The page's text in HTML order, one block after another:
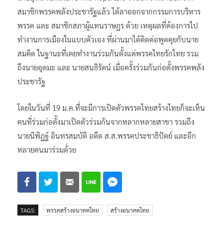
สมาชิกพรรคพลังประชารัฐแล้ว ได้ลาออกจากกรรมการบริหาร
พรรค และ สมาชิกสภาผู้แทนราษฎร ด้วย เหตุผลที่ต้องการไป
ทำงานการเมืองในแบบตัวเอง ที่ผ่านมาได้ติดต่อพูดคุยกับนาย
สมคิด ในฐานะที่เคยทำงานร่วมกันตั้งแต่พรรคไทยรักไทย รวม
ถึงนายอุตมะ และ นายสนธิรัตน์ เมื่อครั้งร่วมกันก่อตั้งพรรคพลัง
ประชารัฐ
โดยในวันที่ 19 ม.ค.ที่จะมีการเปิดตัวพรรคไทยสร้างไทยก็จะเห็น
คนที่ร่วมก่อตั้งมาเปิดตัวร่วมกันจากหลากหลายสาขา รวมถึง
นายนิพิฏฐ์ อินทรสมบัติ อดีต ส.ส.พรรคประชาธิปัตย์ และอีก
หลายคนมาร่วมด้่วย
TAGS: พรรคสร้างอนาคตไทย สร้างอนาคตไทย